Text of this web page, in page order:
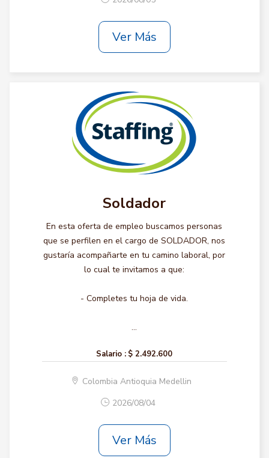
Ver Más
Soldador
En esta oferta de empleo buscamos personas
que se perfilen en el cargo de SOLDADOR, nos
gustaría acompañarte en tu camino laboral, por
lo cual te invitamos a que:
- Completes tu hoja de vida.
...
Salario : $ 2.492.600
Colombia Antioquia Medellin
2026/08/04
Ver Más